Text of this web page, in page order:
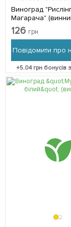
Виноград
Магарача"
саджанець в
126 грн
Повідомити про
+5.04грн бонусів